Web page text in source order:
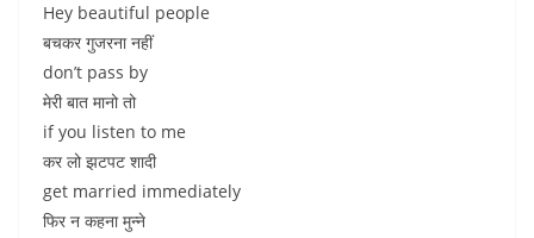
Hey beautiful people
बचकर गुजरना नहीं
don’t pass by
मेरी बात मानो तो
if you listen to me
कर लो झटपट शादी
get married immediately
फिर न कहना मुन्ने